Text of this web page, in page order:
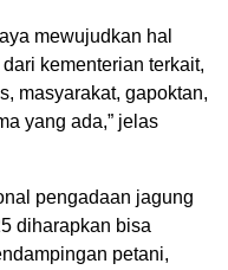
mewujudkan hal
kementerian terkait,
masyarakat, gapoktan,
yang ada,” jelas
pengadaan jagung
diharapkan bisa
petani,